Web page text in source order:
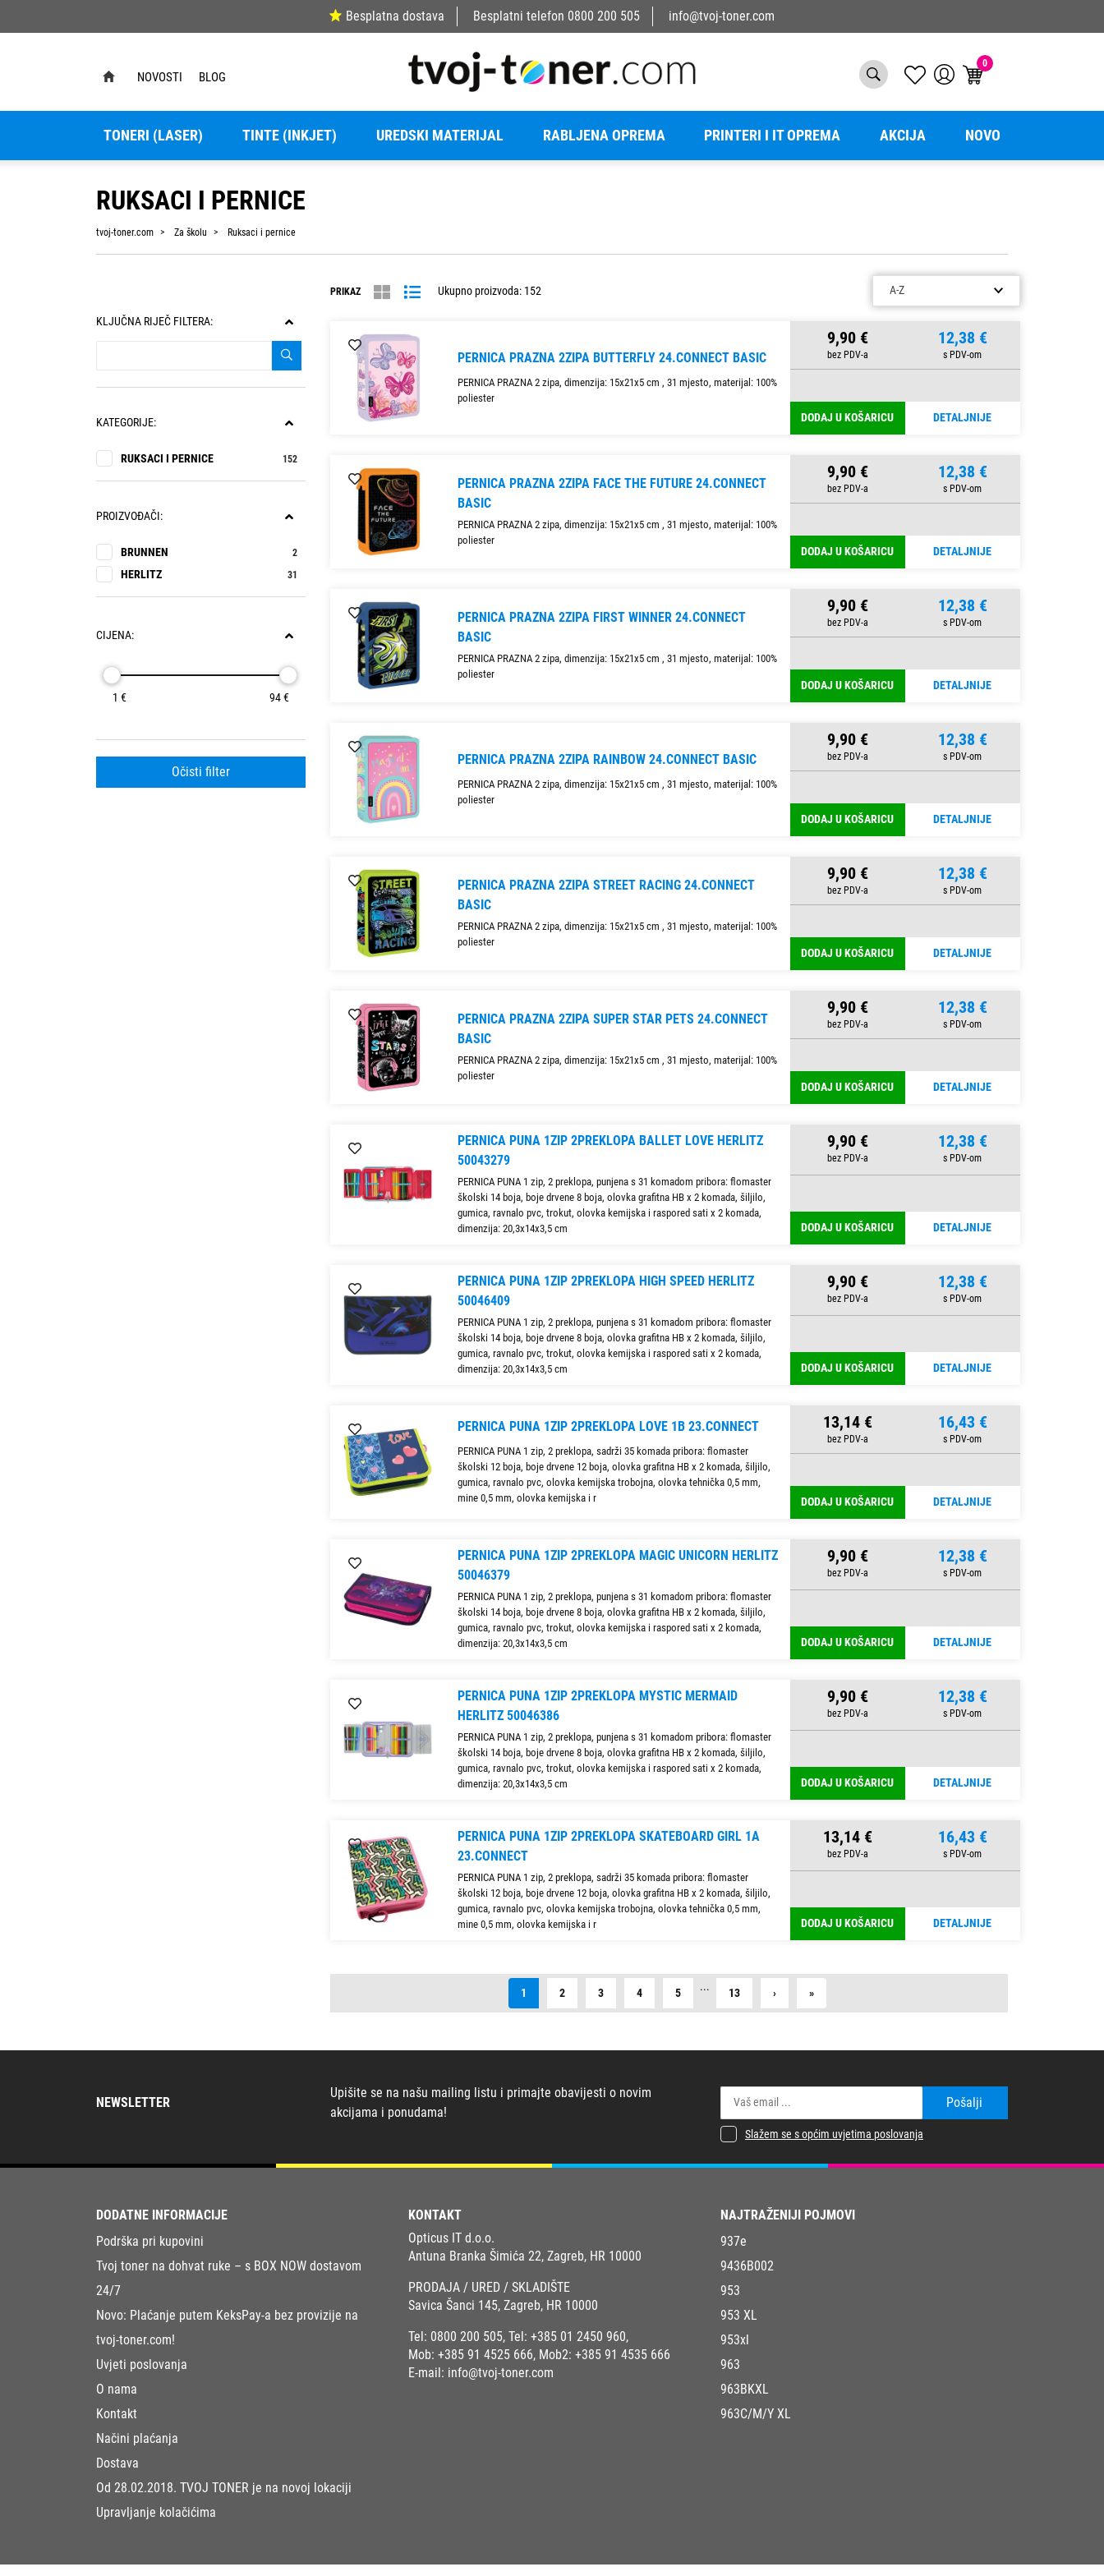
Besplatna dostava Besplatni telefon 0800 200 505 info@tvoj-toner.com
NOVOSTI BLOG
0
TONERI (LASER) TINTE (INKJET) UREDSKI MATERIJAL RABLJENA OPREMA PRINTERI I IT OPREMA AKCIJA NOVO
RUKSACI I PERNICE
tvoj-toner.com Za školu Ruksaci i pernice
KLJUČNA RIJEČ FILTERA:
KATEGORIJE:
RUKSACI I PERNICE 152
PROIZVOĐAČI:
BRUNNEN 2
HERLITZ 31
CIJENA:
1 € 94 €
Očisti filter
Ukupno proizvoda: 152
PRIKAZ
PERNICA PRAZNA 2ZIPA BUTTERFLY 24.CONNECT BASIC
PERNICA PRAZNA 2 zipa, dimenzija: 15x21x5 cm , 31 mjesto, materijal: 100%
poliester
9,90 € 12,38 €
DODAJ U KOŠARICU DETALJNIJE
PERNICA PRAZNA 2ZIPA FACE THE FUTURE 24.CONNECT
BASIC
PERNICA PRAZNA 2 zipa, dimenzija: 15x21x5 cm , 31 mjesto, materijal: 100%
poliester
9,90 € 12,38 €
DODAJ U KOŠARICU DETALJNIJE
PERNICA PRAZNA 2ZIPA FIRST WINNER 24.CONNECT
BASIC
PERNICA PRAZNA 2 zipa, dimenzija: 15x21x5 cm , 31 mjesto, materijal: 100%
poliester
9,90 € 12,38 €
DODAJ U KOŠARICU DETALJNIJE
PERNICA PRAZNA 2ZIPA RAINBOW 24.CONNECT BASIC
PERNICA PRAZNA 2 zipa, dimenzija: 15x21x5 cm , 31 mjesto, materijal: 100%
poliester
9,90 € 12,38 €
DODAJ U KOŠARICU DETALJNIJE
PERNICA PRAZNA 2ZIPA STREET RACING 24.CONNECT
BASIC
PERNICA PRAZNA 2 zipa, dimenzija: 15x21x5 cm , 31 mjesto, materijal: 100%
poliester
9,90 € 12,38 €
DODAJ U KOŠARICU DETALJNIJE
PERNICA PRAZNA 2ZIPA SUPER STAR PETS 24.CONNECT
BASIC
PERNICA PRAZNA 2 zipa, dimenzija: 15x21x5 cm , 31 mjesto, materijal: 100%
poliester
9,90 € 12,38 €
DODAJ U KOŠARICU DETALJNIJE
PERNICA PUNA 1ZIP 2PREKLOPA BALLET LOVE HERLITZ
50043279
PERNICA PUNA 1 zip, 2 preklopa, punjena s 31 komadom pribora: flomaster
školski 14 boja, boje drvene 8 boja, olovka grafitna HB x 2 komada, šiljilo,
gumica, ravnalo pvc, trokut, olovka kemijska i raspored sati x 2 komada,
dimenzija: 20,3x14x3,5 cm
9,90 € 12,38 €
DODAJ U KOŠARICU DETALJNIJE
PERNICA PUNA 1ZIP 2PREKLOPA HIGH SPEED HERLITZ
50046409
PERNICA PUNA 1 zip, 2 preklopa, punjena s 31 komadom pribora: flomaster
školski 14 boja, boje drvene 8 boja, olovka grafitna HB x 2 komada, šiljilo,
gumica, ravnalo pvc, trokut, olovka kemijska i raspored sati x 2 komada,
dimenzija: 20,3x14x3,5 cm
9,90 € 12,38 €
DODAJ U KOŠARICU DETALJNIJE
PERNICA PUNA 1ZIP 2PREKLOPA LOVE 1B 23.CONNECT
PERNICA PUNA 1 zip, 2 preklopa, sadrži 35 komada pribora: flomaster
školski 12 boja, boje drvene 12 boja, olovka grafitna HB x 2 komada, šiljilo,
gumica, ravnalo pvc, olovka kemijska trobojna, olovka tehnička 0,5 mm,
mine 0,5 mm, olovka kemijska i r
13,14 € 16,43 €
DODAJ U KOŠARICU DETALJNIJE
PERNICA PUNA 1ZIP 2PREKLOPA MAGIC UNICORN HERLITZ
50046379
PERNICA PUNA 1 zip, 2 preklopa, punjena s 31 komadom pribora: flomaster
školski 14 boja, boje drvene 8 boja, olovka grafitna HB x 2 komada, šiljilo,
gumica, ravnalo pvc, trokut, olovka kemijska i raspored sati x 2 komada,
dimenzija: 20,3x14x3,5 cm
9,90 € 12,38 €
DODAJ U KOŠARICU DETALJNIJE
PERNICA PUNA 1ZIP 2PREKLOPA MYSTIC MERMAID
HERLITZ 50046386
PERNICA PUNA 1 zip, 2 preklopa, punjena s 31 komadom pribora: flomaster
školski 14 boja, boje drvene 8 boja, olovka grafitna HB x 2 komada, šiljilo,
gumica, ravnalo pvc, trokut, olovka kemijska i raspored sati x 2 komada,
dimenzija: 20,3x14x3,5 cm
9,90 € 12,38 €
DODAJ U KOŠARICU DETALJNIJE
PERNICA PUNA 1ZIP 2PREKLOPA SKATEBOARD GIRL 1A
23.CONNECT
PERNICA PUNA 1 zip, 2 preklopa, sadrži 35 komada pribora: flomaster
školski 12 boja, boje drvene 12 boja, olovka grafitna HB x 2 komada, šiljilo,
gumica, ravnalo pvc, olovka kemijska trobojna, olovka tehnička 0,5 mm,
mine 0,5 mm, olovka kemijska i r
13,14 € 16,43 €
DODAJ U KOŠARICU DETALJNIJE
1 2 3 4 5 ... 13 ›Next »Last
NEWSLETTER
Upišite se na našu mailing listu i primajte obavijesti o novim
akcijama i ponudama!
Pošalji
Slažem se s općim uvjetima poslovanja
DODATNE INFORMACIJE
Podrška pri kupovini
Tvoj toner na dohvat ruke – s BOX NOW dostavom
24/7
Novo: Plaćanje putem KeksPay-a bez provizije na
tvoj-toner.com!
Uvjeti poslovanja
O nama
Kontakt
Načini plaćanja
Dostava
Od 28.02.2018. TVOJ TONER je na novoj lokaciji
Upravljanje kolačićima
KONTAKT
Opticus IT d.o.o.
Antuna Branka Šimića 22, Zagreb, HR 10000
PRODAJA / URED / SKLADIŠTE
Savica Šanci 145, Zagreb, HR 10000
Tel: 0800 200 505, Tel: +385 01 2450 960,
Mob: +385 91 4525 666, Mob2: +385 91 4535 666
E-mail: info@tvoj-toner.com
NAJTRAŽENIJI POJMOVI
937e
9436B002
953
953 XL
953xl
963
963BKXL
963C/M/Y XL